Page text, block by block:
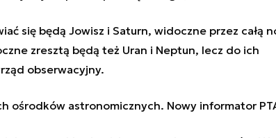
się będą Jowisz i Saturn, widoczne przez całą
zresztą będą też Uran i Neptun, lecz do ich
obserwacyjny.
ośrodków astronomicznych. Nowy informator